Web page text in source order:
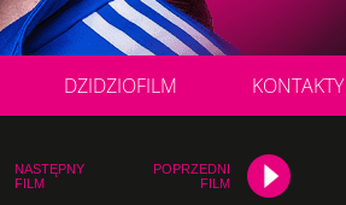
DZIDZIOFILM KONTAKTY
NASTĘPNY
FILM
POPRZEDNI
FILM